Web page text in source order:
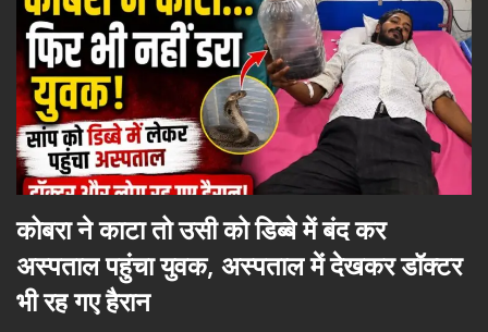
कोबरा ने काटा तो उसी को डिब्बे में बंद कर
अस्पताल पहुंचा युवक, अस्पताल में देखकर डॉक्टर
भी रह गए हैरान